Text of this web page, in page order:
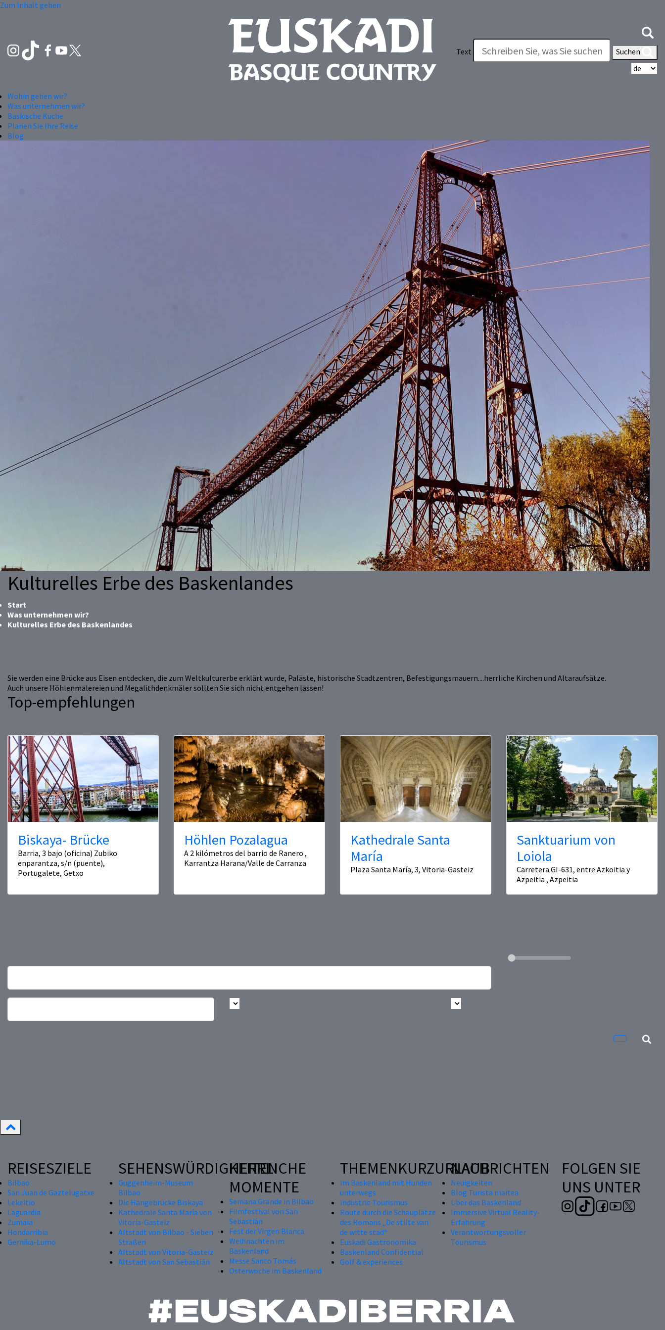
Zum Inhalt gehen
Text
Suchen
Wohin gehen wir?
Was unternehmen wir?
Baskische Küche
Planen Sie Ihre Reise
Blog
Kulturelles Erbe des Baskenlandes
Start
Was unternehmen wir?
Kulturelles Erbe des Baskenlandes
Sie werden eine Brücke aus Eisen entdecken, die zum Weltkulturerbe erklärt wurde, Paläste, historische Stadtzentren, Befestigungsmauern....herrliche Kirchen und Altaraufsätze.
Auch unsere Höhlenmalereien und Megalithdenkmäler sollten Sie sich nicht entgehen lassen!
Top-empfehlungen
Biskaya- Brücke
Barria, 3 bajo (oficina) Zubiko
enparantza, s/n (puente),
Portugalete, Getxo
Höhlen Pozalagua
A 2 kilómetros del barrio de Ranero ,
Karrantza Harana/Valle de Carranza
Kathedrale Santa
María
Plaza Santa María, 3, Vitoria-Gasteiz
Sanktuarium von
Loiola
Carretera GI-631, entre Azkoitia y
Azpeitia , Azpeitia
REISESZIELE
Bilbao
San Juan de Gaztelugatxe
Lekeitio
Laguardia
Zumaia
Hondarribia
Gernika-Lumo
SEHENSWÜRDIGKEITEN
Guggenheim-Museum
Bilbao
Die Hängebrücke Biskaya
Kathedrale Santa María von
Vitoria-Gasteiz
Altstadt von Bilbao - Sieben
Straßen
Altstadt von Vitoria-Gasteiz
Altstadt von San Sebastián
HERRLICHE
MOMENTE
Semana Grande in Bilbao
Filmfestival von San
Sebastián
Fest der Virgen Blanca
Weihnachten im
Baskenland
Messe Santo Tomás
Osterwoche im Baskenland
THEMENKURZURLAUB
Im Baskenland mit Hunden
unterwegs
Industrie Tourismus
Route durch die Schauplätze
des Romans „De stilte van
de witte stad“
Euskadi Gastronomika
Baskenland Confidential
Golf & experiences
NACHRICHTEN
Neuigkeiten
Blog Turista maitea
Über das Baskenland
Immersive Virtual Reality-
Erfahrung
Verantwortungsvoller
Tourismus
FOLGEN SIE
UNS UNTER